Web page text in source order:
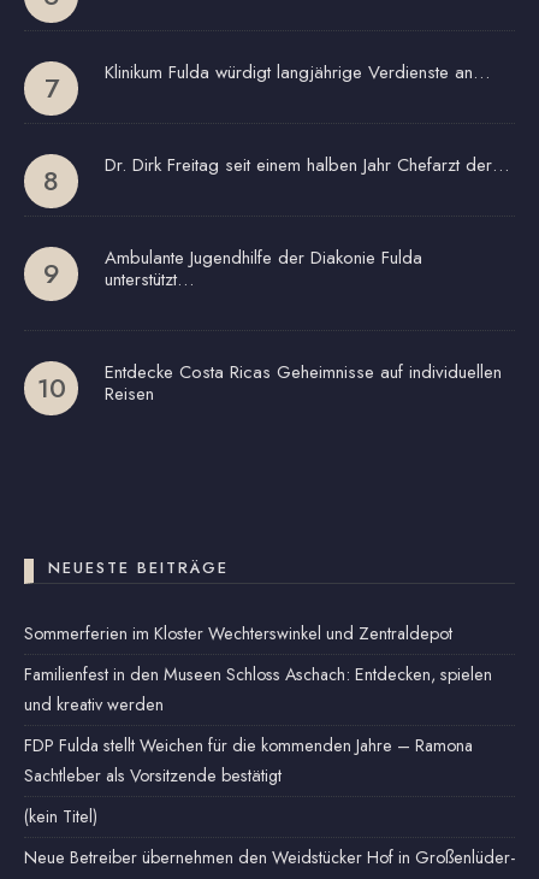
Klinikum Fulda würdigt langjährige Verdienste an…
Dr. Dirk Freitag seit einem halben Jahr Chefarzt der…
Ambulante Jugendhilfe der Diakonie Fulda
unterstützt…
Entdecke Costa Ricas Geheimnisse auf individuellen
Reisen
NEUESTE BEITRÄGE
Sommerferien im Kloster Wechterswinkel und Zentraldepot
Familienfest in den Museen Schloss Aschach: Entdecken, spielen
und kreativ werden
FDP Fulda stellt Weichen für die kommenden Jahre – Ramona
Sachtleber als Vorsitzende bestätigt
(kein Titel)
Neue Betreiber übernehmen den Weidstücker Hof in Großenlüder-